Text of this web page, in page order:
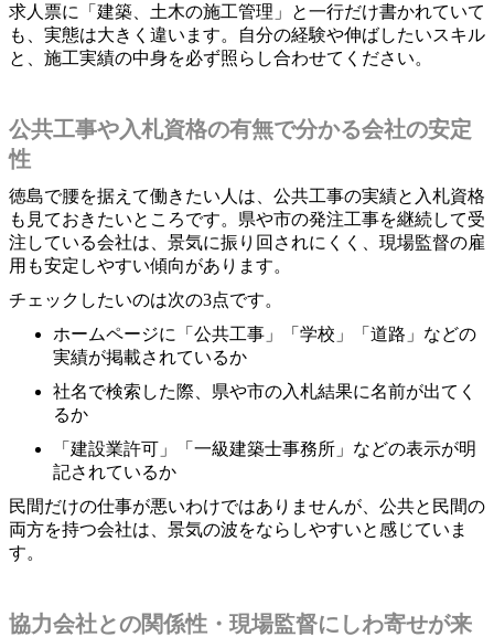
求人票に「建築、土木の施工管理」と一行だけ書かれていて
も、実態は大きく違います。自分の経験や伸ばしたいスキル
と、施工実績の中身を必ず照らし合わせてください。
公共工事や入札資格の有無で分かる会社の安定
性
徳島で腰を据えて働きたい人は、公共工事の実績と入札資格
も見ておきたいところです。県や市の発注工事を継続して受
注している会社は、景気に振り回されにくく、現場監督の雇
用も安定しやすい傾向があります。
チェックしたいのは次の3点です。
ホームページに「公共工事」「学校」「道路」などの
実績が掲載されているか
社名で検索した際、県や市の入札結果に名前が出てく
るか
「建設業許可」「一級建築士事務所」などの表示が明
記されているか
民間だけの仕事が悪いわけではありませんが、公共と民間の
両方を持つ会社は、景気の波をならしやすいと感じていま
す。
協力会社との関係性・現場監督にしわ寄せが来